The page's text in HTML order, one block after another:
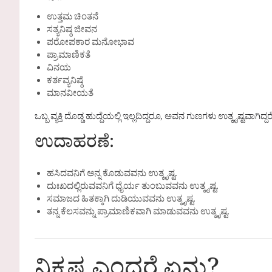
ಉತ್ತಮ ಚಿಂತನೆ
ಸತ್ಯನಿಷ್ಠ ಜೀವನ
ಪರೋಪಕಾರ ಮನೋಭಾವ
ಪ್ರಾಮಾಣಿಕತೆ
ವಿನಯ
ಕರ್ತವ್ಯನಿಷ್ಠೆ
ಮಾನವೀಯತೆ
ಒಬ್ಬ ವ್ಯಕ್ತಿ ದೊಡ್ಡ ಹುದ್ದೆಯಲ್ಲಿ ಇಲ್ಲದಿದ್ದರೂ, ಅವನ ಗುಣಗಳು
ಉದಾಹರಣೆ:
ಹಸಿದವನಿಗೆ ಅನ್ನ ಕೊಡುವವನು ಉತ್ಕೃಷ್ಟ.
ದುಃಖದಲ್ಲಿರುವವನಿಗೆ ಧೈರ್ಯ ತುಂಬುವವನು ಉತ್ಕೃಷ್ಟ.
ಸಮಾಜದ ಹಿತಕ್ಕಾಗಿ ದುಡಿಯುವವನು ಉತ್ಕೃಷ್ಟ.
ತನ್ನ ಕೆಲಸವನ್ನು ಪ್ರಾಮಾಣಿಕವಾಗಿ ಮಾಡುವವನು ಉತ್ಕೃಷ್ಟ.